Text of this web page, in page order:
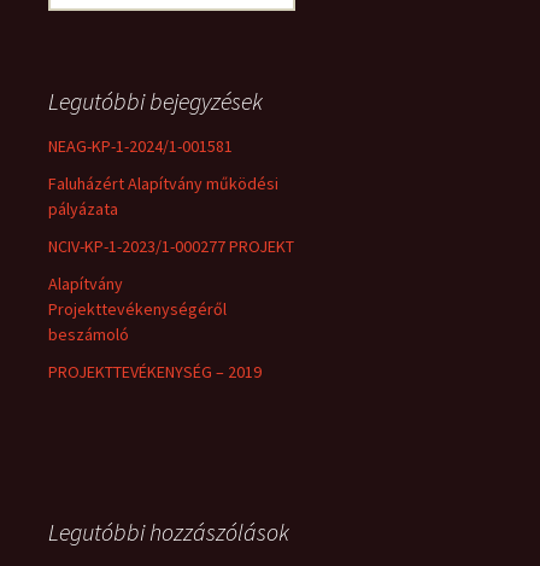
Legutóbbi bejegyzések
NEAG-KP-1-2024/1-001581
Faluházért Alapítvány működési
pályázata
NCIV-KP-1-2023/1-000277 PROJEKT
Alapítvány
Projekttevékenységéről
beszámoló
PROJEKTTEVÉKENYSÉG – 2019
Legutóbbi hozzászólások